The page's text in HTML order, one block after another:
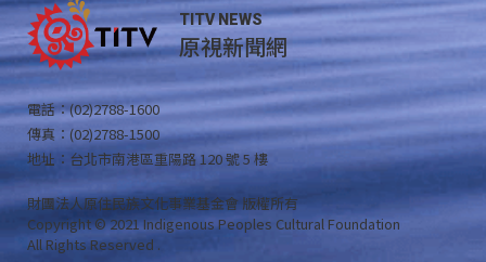
TITV NEWS
原視新聞網
電話：(02)2788-1600
傳真：(02)2788-1500
地址：台北市南港區重陽路 120 號 5 樓
財團法人原住民族文化事業基金會 版權所有
Copyright © 2021 Indigenous Peoples Cultural Foundation
All Rights Reserved .